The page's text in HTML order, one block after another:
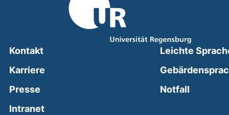
Kontakt
Karriere
Presse
Intranet(external link, opens in a new window)
Leichte
Notfall